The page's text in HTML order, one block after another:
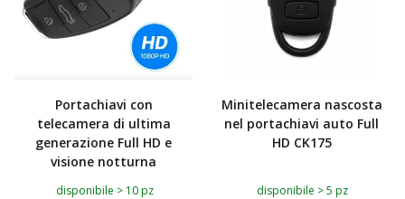
Portachiavi con
telecamera di ultima
generazione Full HD e
visione notturna
disponibile > 10 pz
Minitelecamera nascosta
nel portachiavi auto Full
HD CK175
disponibile > 5 pz